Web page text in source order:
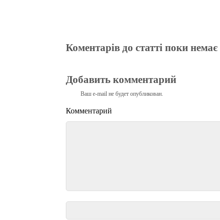
Коментарів до статті поки немає
Добавить комментарий
Ваш e-mail не будет опубликован.
Комментарий